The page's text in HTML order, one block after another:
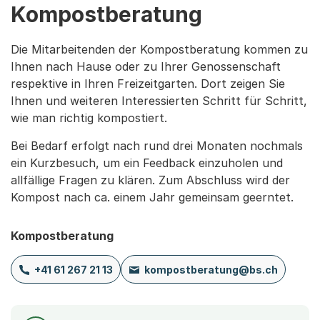
Kompostberatung
Die Mitarbeitenden der Kompostberatung kommen zu
Ihnen nach Hause oder zu Ihrer Genossenschaft
respektive in Ihren Freizeitgarten. Dort zeigen Sie
Ihnen und weiteren Interessierten Schritt für Schritt,
wie man richtig kompostiert.
Bei Bedarf erfolgt nach rund drei Monaten nochmals
ein Kurzbesuch, um ein Feedback einzuholen und
allfällige Fragen zu klären. Zum Abschluss wird der
Kompost nach ca. einem Jahr gemeinsam geerntet.
Kompostberatung
+41 61 267 21 13 kompostberatung@bs.ch